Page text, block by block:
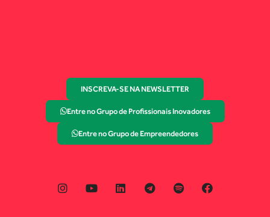
INSCREVA-SE NA NEWSLETTER
Entre no Grupo de Profissionais Inovadores
Entre no Grupo de Empreendedores